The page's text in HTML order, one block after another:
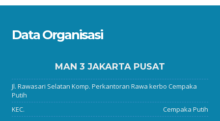
Data Organisasi
MAN 3 JAKARTA PUSAT
Jl. Rawasari Selatan Komp. Perkantoran Rawa kerbo Cempaka
Putih
KEC.
Cempaka Putih